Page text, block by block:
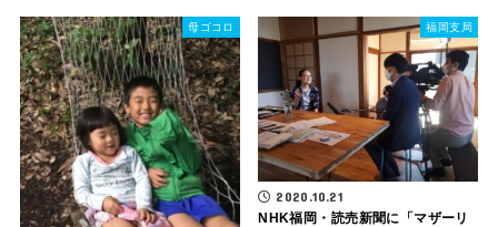
母ゴコロ 福岡支局
2020.10.21
NHK福岡・読売新聞に「マザーリ